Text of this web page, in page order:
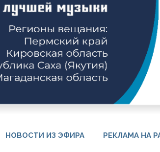
НОВОСТИ ИЗ ЭФИРА РЕКЛАМА НА